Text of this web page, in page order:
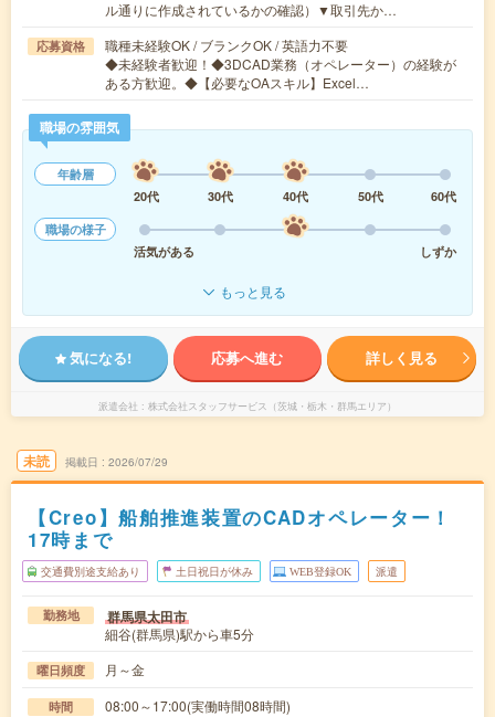
ル通りに作成されているかの確認）▼取引先か…
応募資格
職種未経験OK / ブランクOK / 英語力不要
◆未経験者歓迎！◆3DCAD業務（オペレーター）の経験が
ある方歓迎。◆【必要なOAスキル】Excel…
職場の雰囲気
年齢層
20代
30代 40代 50代
60代
職場の様子
活気がある
しずか
もっと見る
気になる! 応募へ進む 詳しく見る
派遣会社 株式会社スタッフサービス（茨城・栃木・群馬エリア）
未読 掲載日 2026/07/29
【Creo】船舶推進装置のCADオペレーター！
17時まで
交通費別途支給あり 土日祝日が休み WEB登録OK 派遣
勤務地 群馬県太田市
細谷(群馬県)駅から車5分
曜日頻度 月～金
時間 08:00～17:00(実働時間08時間)